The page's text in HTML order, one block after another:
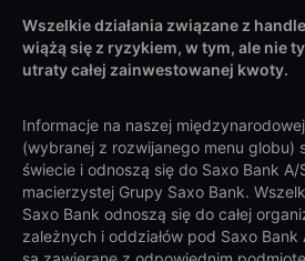
Wszelkie działania związane z
wiążą się z ryzykiem, w tym, ale nie
utraty całej zainwestowanej kwoty.
Informacje na naszej
(wybranej z rozwijanego menu globu)
świecie i odnoszą się do Saxo Bank A/
macierzystej Grupy Saxo Bank.
Saxo Bank odnoszą się do całej
zależnych i oddziałów pod Saxo